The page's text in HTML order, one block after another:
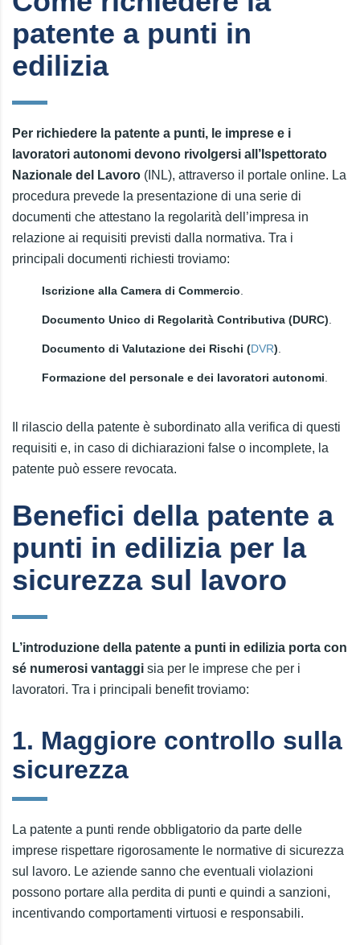
patente a punti in
edilizia
Per richiedere la patente a punti, le imprese e i
lavoratori autonomi devono rivolgersi all’Ispettorato
Nazionale del Lavoro (INL), attraverso il portale online. La
procedura prevede la presentazione di una serie di
documenti che attestano la regolarità dell’impresa in
relazione ai requisiti previsti dalla normativa. Tra i
principali documenti richiesti troviamo:
Iscrizione alla Camera di Commercio
Documento Unico di Regolarità Contributiva (DURC)
Documento di Valutazione dei Rischi (DVR)
Formazione del personale e dei lavoratori autonomi
Il rilascio della patente è subordinato alla verifica di questi
requisiti e, in caso di dichiarazioni false o incomplete, la
patente può essere revocata.
Benefici della patente a
punti in edilizia per la
sicurezza sul lavoro
L’introduzione della patente a punti in edilizia porta con
sé numerosi vantaggi sia per le imprese che per i
lavoratori. Tra i principali benefit troviamo:
1. Maggiore controllo sulla
sicurezza
La patente a punti rende obbligatorio da parte delle
imprese rispettare rigorosamente le normative di sicurezza
sul lavoro. Le aziende sanno che eventuali violazioni
possono portare alla perdita di punti e quindi a sanzioni,
incentivando comportamenti virtuosi e responsabili.